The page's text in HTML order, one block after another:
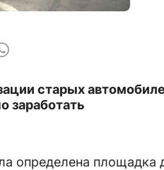
старых
заработать
определена